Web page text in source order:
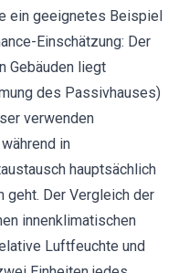
ein geeignetes Beispiel
Einschätzung: Der
Gebäuden liegt
des Passivhauses)
verwenden
in
hauptsächlich
geht. Der Vergleich der
innenklimatischen
Luftfeuchte und